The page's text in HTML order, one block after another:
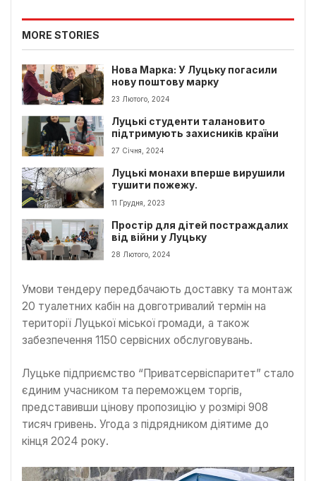
MORE STORIES
Нова Марка: У Луцьку погасили
нову поштову марку
23 Лютого, 2024
Луцькі студенти талановито
підтримують захисників країни
27 Січня, 2024
Луцькі монахи вперше вирушили
тушити пожежу.
11 Грудня, 2023
Простір для дітей постраждалих
від війни у Луцьку
28 Лютого, 2024
Умови тендеру передбачають доставку та монтаж
20 туалетних кабін на довготривалий термін на
території Луцької міської громади, а також
забезпечення 1150 сервісних обслуговувань.
Луцьке підприємство “Приватсервіспаритет” стало
єдиним учасником та переможцем торгів,
представивши цінову пропозицію у розмірі 908
тисяч гривень. Угода з підрядником діятиме до
кінця 2024 року.